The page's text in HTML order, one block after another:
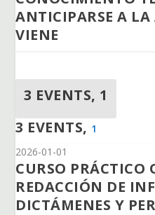
ANTICIPARSE A
VIENE
3 EVENTS, 1
3 EVENTS, 1
2026-01-01
CURSO
REDACCIÓN DE
DICTÁMENES Y